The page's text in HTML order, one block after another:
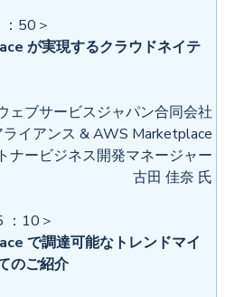
50＞
が実現するクラウドネイテ
ェブサービスジャパン合同会社
ライアンス & AWS Marketplace
ナービジネス開発マネージャー
古田 佳奈 氏
10＞
で調達可能なトレンドマイ
のご紹介